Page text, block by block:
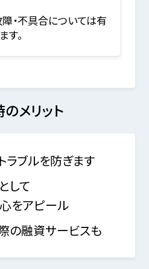
・不具合については有
す。
メリット
ラブルを防ぎます
して
をアピール
の融資サービスも